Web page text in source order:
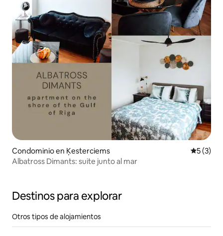
Condominio en Ķesterciems
5 (3)
Albatross Dimants: suite junto al mar
Destinos para explorar
Otros tipos de alojamientos